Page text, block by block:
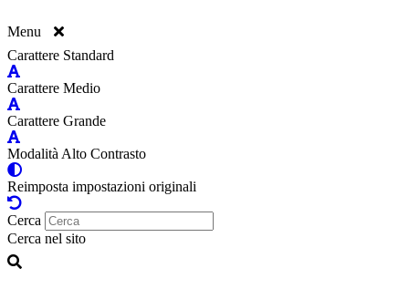
Menu
Carattere Standard
Carattere Medio
Carattere Grande
Modalità Alto Contrasto
Reimposta impostazioni originali
Cerca
Cerca nel sito